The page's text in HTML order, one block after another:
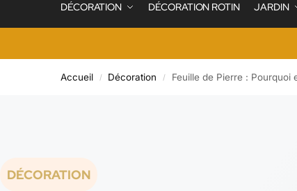
DÉCORATION DÉCORATION ROTIN JARDIN
Accueil / Décoration / Feuille de Pierre :
DÉCORATION